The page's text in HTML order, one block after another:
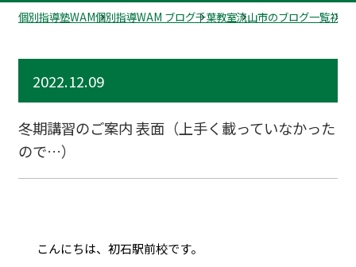
個別指導塾WAM個別指導WAM ブログ千葉教室流山市のブログ一覧初石
2022.12.09
冬期講習のご案内 表面（上手く載っていなかった
ので…）
こんにちは、初石駅前校です。